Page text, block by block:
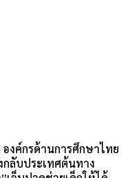
งค์กรด้านการศึกษาไทย
ลับประเทศต้นทาง